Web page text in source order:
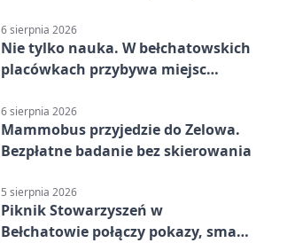
6 sierpnia 2026
Nie tylko nauka. W bełchatowskich
placówkach przybywa miejsc
6 sierpnia 2026
Mammobus przyjedzie do Zelowa.
Bezpłatne badanie bez skierowania
5 sierpnia 2026
Piknik Stowarzyszeń w
Bełchatowie połączy pokazy, smaki